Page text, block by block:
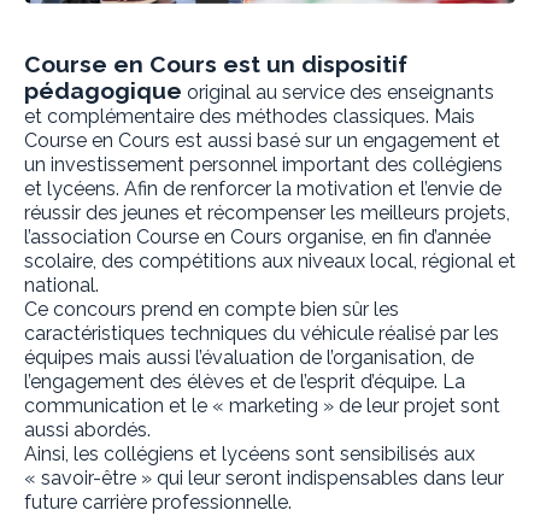
Course en Cours est un dispositif
pédagogique original au service des enseignants
et complémentaire des méthodes classiques. Mais
Course en Cours est aussi basé sur un engagement et
un investissement personnel important des collégiens
et lycéens. Afin de renforcer la motivation et l’envie de
réussir des jeunes et récompenser les meilleurs projets,
l’association Course en Cours organise, en fin d’année
scolaire, des compétitions aux niveaux local, régional et
national.
Ce concours prend en compte bien sûr les
caractéristiques techniques du véhicule réalisé par les
équipes mais aussi l’évaluation de l’organisation, de
l’engagement des élèves et de l’esprit d’équipe. La
communication et le « marketing » de leur projet sont
aussi abordés.
Ainsi, les collégiens et lycéens sont sensibilisés aux
« savoir-être » qui leur seront indispensables dans leur
future carrière professionnelle.